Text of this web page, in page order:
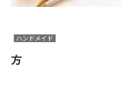
ハンドメイド
方